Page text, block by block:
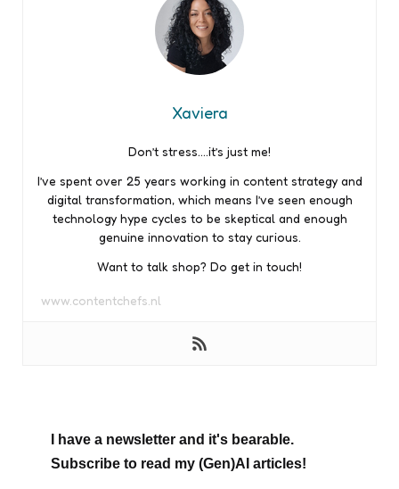
Xaviera
Don’t stress….it’s just me!
I’ve spent over 25 years working in content strategy and
digital transformation, which means I’ve seen enough
technology hype cycles to be skeptical and enough
genuine innovation to stay curious.
Want to talk shop? Do get in touch!
www.contentchefs.nl
I have a newsletter and it's bearable.
Subscribe to read my (Gen)AI articles!